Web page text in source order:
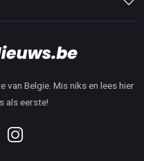
Belgie. Mis niks en lees hier
als eerste!